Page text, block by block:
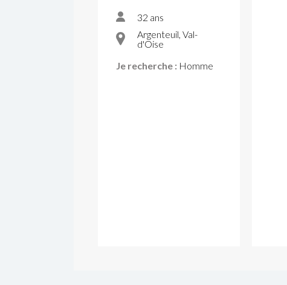
32 ans
Argenteuil, Val-
d'Oise
Je recherche : Homme